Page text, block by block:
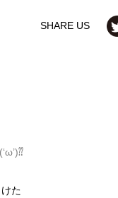
SHARE US
(‘ω’)⁇
た